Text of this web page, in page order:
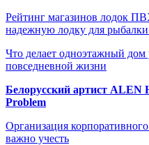
Рейтинг магазинов лодок
надежную лодку для
Что делает одноэтажный
повседневной жизни
Белорусский артист ALEN
Problem
Организация
важно учесть